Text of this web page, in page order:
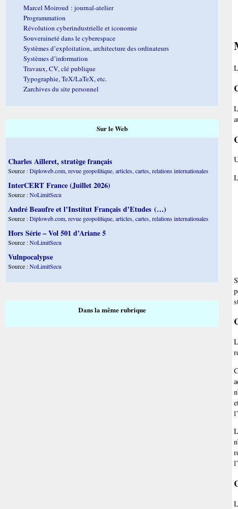
Marcel Moiroud : journal-atelier
Programmation
Révolution cyberindustrielle et iconomie
Souveraineté dans le cyberespace
Systèmes d’exploitation, architecture des ordinateurs
Systèmes d’information
Travaux, CV, clé publique
Typographie, TeX/LaTeX, etc.
Zarchives du site personnel
Sur le Web
Charles Ailleret, stratège français
Source :Diploweb.com, revue geopolitique, articles, cartes, relations internationales
InterCERT France (Juillet 2026)
Source :NoLimitSecu
André Beaufre et l’Institut Français d’Etudes (…)
Source :Diploweb.com, revue geopolitique, articles, cartes, relations internationales
Hors Série – Vol 501 d’Ariane 5
Source :NoLimitSecu
Vulnpocalypse
Source :NoLimitSecu
Dans la même rubrique